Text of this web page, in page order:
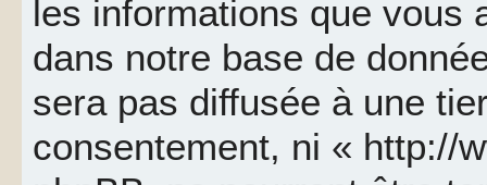
les informations que vous
dans notre base de
sera pas diffusée à une
consentement, ni « http://